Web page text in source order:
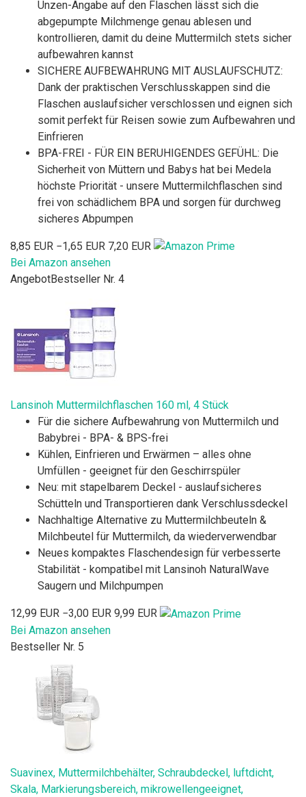
Unzen-Angabe auf den Flaschen lässt sich die
abgepumpte Milchmenge genau ablesen und
kontrollieren, damit du deine Muttermilch stets sicher
aufbewahren kannst
SICHERE AUFBEWAHRUNG MIT AUSLAUFSCHUTZ:
Dank der praktischen Verschlusskappen sind die
Flaschen auslaufsicher verschlossen und eignen sich
somit perfekt für Reisen sowie zum Aufbewahren und
Einfrieren
BPA-FREI - FÜR EIN BERUHIGENDES GEFÜHL: Die
Sicherheit von Müttern und Babys hat bei Medela
höchste Priorität - unsere Muttermilchflaschen sind
frei von schädlichem BPA und sorgen für durchweg
sicheres Abpumpen
8,85 EUR −1,65 EUR 7,20 EUR
Bei Amazon ansehen
AngebotBestseller Nr. 4
Lansinoh Muttermilchflaschen 160 ml, 4 Stück
Für die sichere Aufbewahrung von Muttermilch und
Babybrei - BPA- & BPS-frei
Kühlen, Einfrieren und Erwärmen – alles ohne
Umfüllen - geeignet für den Geschirrspüler
Neu: mit stapelbarem Deckel - auslaufsicheres
Schütteln und Transportieren dank Verschlussdeckel
Nachhaltige Alternative zu Muttermilchbeuteln &
Milchbeutel für Muttermilch, da wiederverwendbar
Neues kompaktes Flaschendesign für verbesserte
Stabilität - kompatibel mit Lansinoh NaturalWave
Saugern und Milchpumpen
12,99 EUR −3,00 EUR 9,99 EUR
Bei Amazon ansehen
Bestseller Nr. 5
Suavinex, Muttermilchbehälter, Schraubdeckel, luftdicht,
Skala, Markierungsbereich, mikrowellengeeignet,